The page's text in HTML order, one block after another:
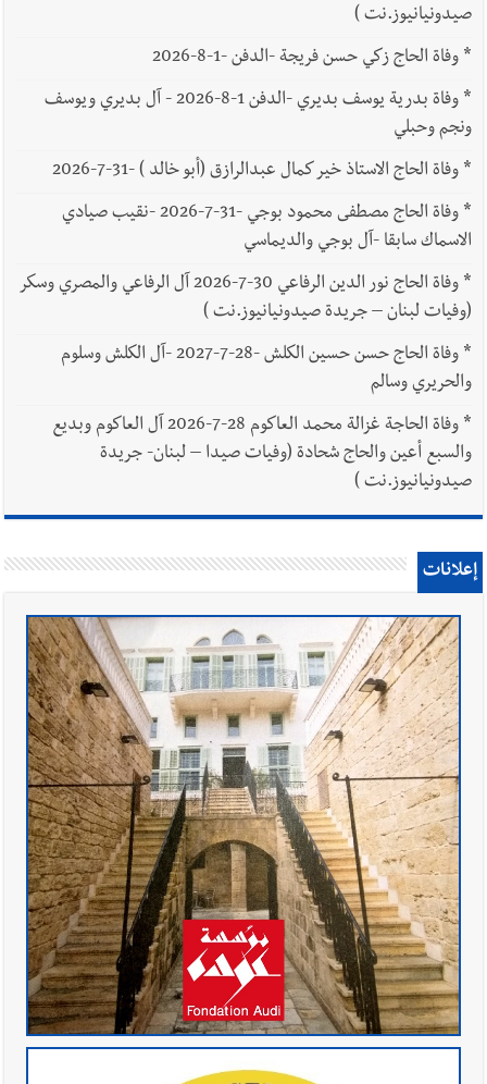
صيدونيانيوز.نت )
*وفاة الحاج زكي حسن فريجة -الدفن -1-8-2026
*
وفاة بدرية يوسف بديري -الدفن 1-8-2026 - آل بديري ويوسف
ونجم وحبلي
*وفاة الحاج الاستاذ خير كمال عبدالرازق (أبو خالد ) -31-7-2026
*
وفاة الحاج مصطفى محمود بوجي -31-7-2026 -نقيب صيادي
الاسماك سابقا -آل بوجي والديماسي
*
وفاة الحاج نور الدين الرفاعي 30-7-2026 آل الرفاعي والمصري وسكر
(وفيات لبنان – جريدة صيدونيانيوز.نت )
*
وفاة الحاج حسن حسين الكلش -28-7-2027 -آل الكلش وسلوم
والحريري وسالم
*
وفاة الحاجة غزالة محمد العاكوم 28-7-2026 آل العاكوم وبديع
والسبع أعين والحاج شحادة (وفيات صيدا – لبنان- جريدة
صيدونيانيوز.نت )
إعلانات